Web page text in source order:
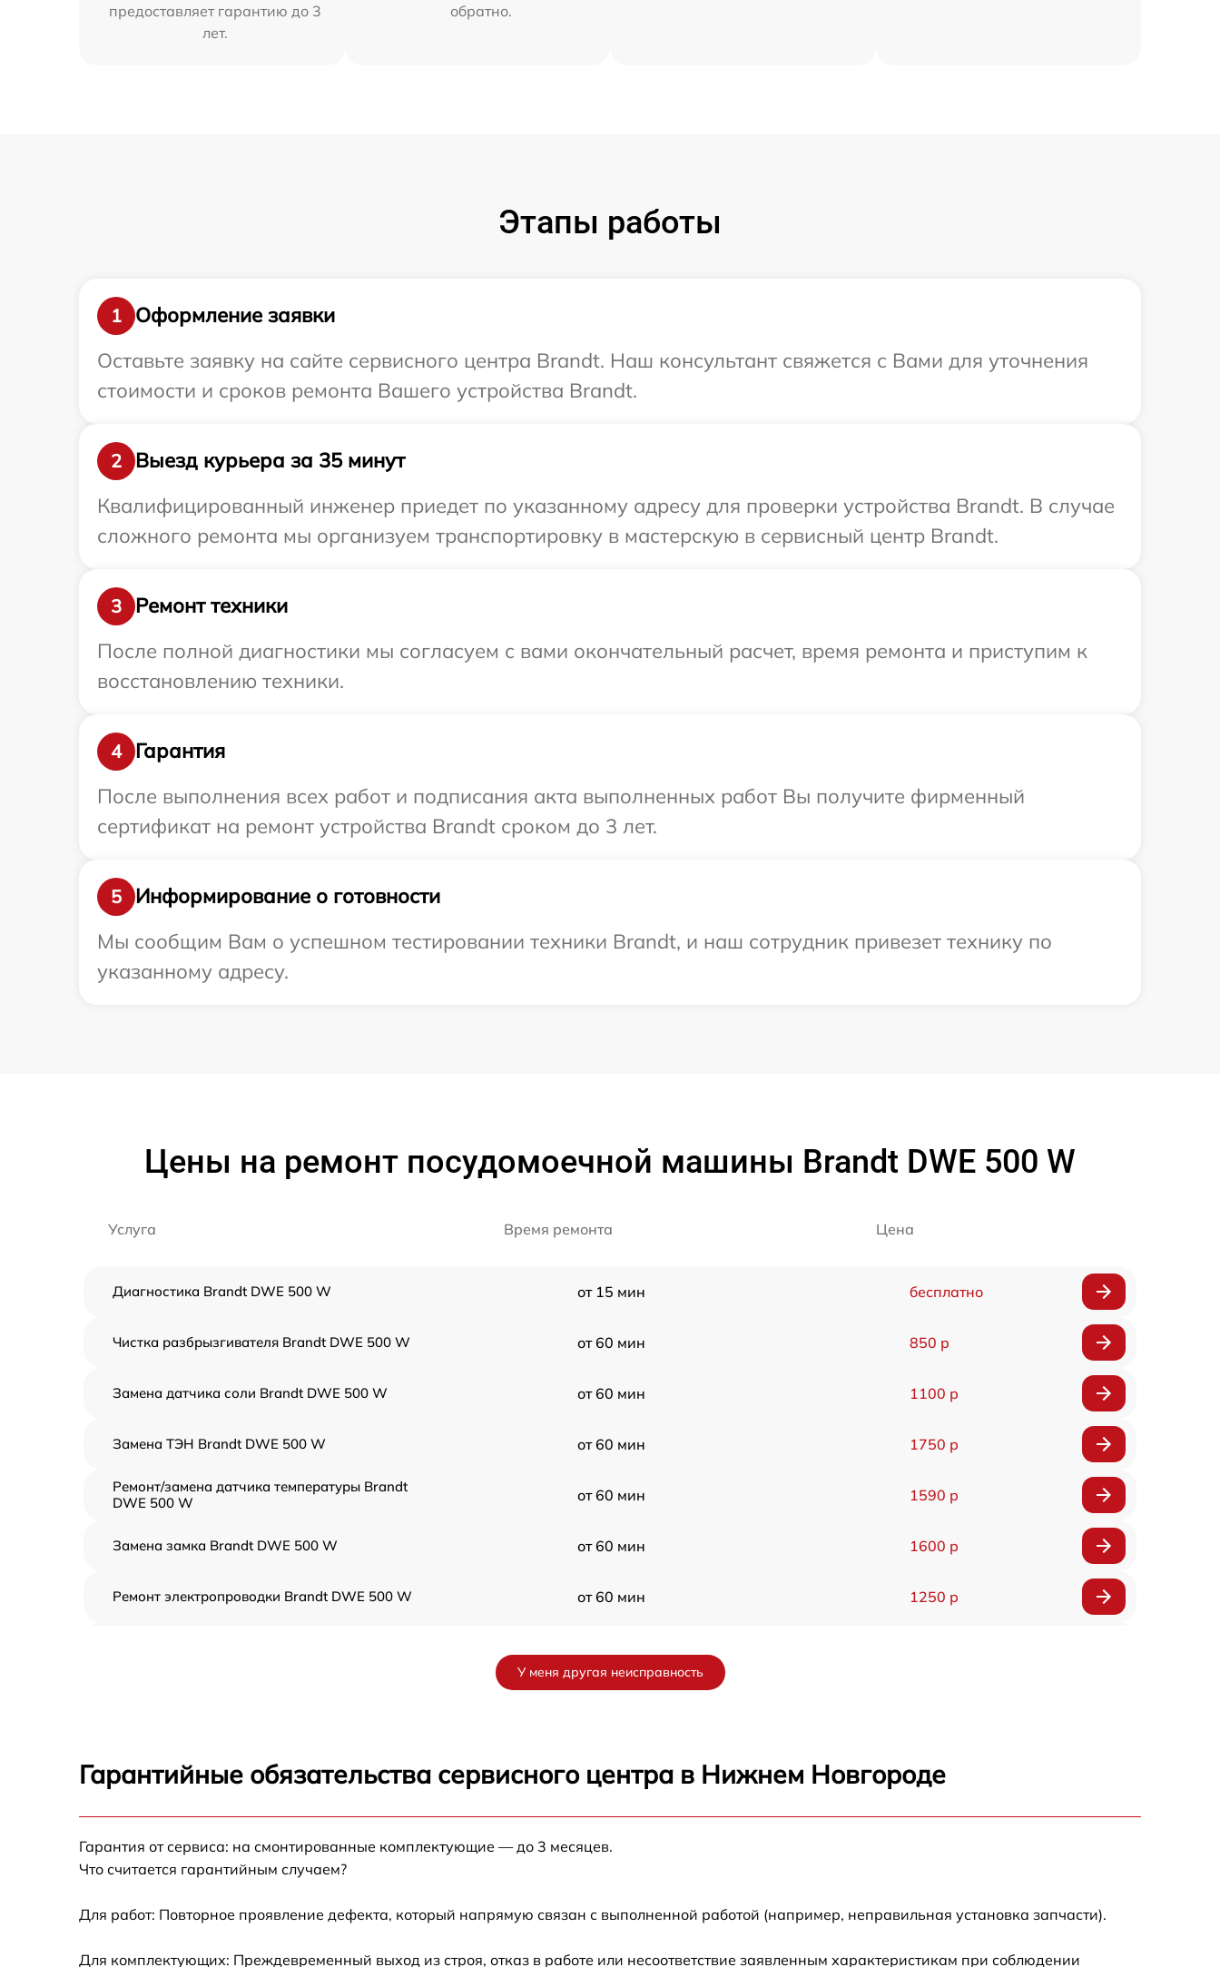
предоставляет гарантию до 3
лет.
обратно.
Этапы работы
1
Оформление заявки
Оставьте заявку на сайте сервисного центра Brandt. Наш консультант свяжется с Вами для уточнения
стоимости и сроков ремонта Вашего устройства Brandt.
2
Выезд курьера за 35 минут
Квалифицированный инженер приедет по указанному адресу для проверки устройства Brandt. В случае
сложного ремонта мы организуем транспортировку в мастерскую в сервисный центр Brandt.
3
Ремонт техники
После полной диагностики мы согласуем с вами окончательный расчет, время ремонта и приступим к
восстановлению техники.
4
Гарантия
После выполнения всех работ и подписания акта выполненных работ Вы получите фирменный
сертификат на ремонт устройства Brandt сроком до 3 лет.
5
Информирование о готовности
Мы сообщим Вам о успешном тестировании техники Brandt, и наш сотрудник привезет технику по
указанному адресу.
Цены на ремонт посудомоечной машины Brandt DWE 500 W
Услуга Время ремонта Цена
Диагностика Brandt DWE 500 W от 15 мин бесплатно
Чистка разбрызгивателя Brandt DWE 500 W от 60 мин 850 р
Замена датчика соли Brandt DWE 500 W от 60 мин 1100 р
Замена ТЭН Brandt DWE 500 W от 60 мин 1750 р
Ремонт/замена датчика температуры Brandt
DWE 500 W
от 60 мин 1590 р
Замена замка Brandt DWE 500 W от 60 мин 1600 р
Ремонт электропроводки Brandt DWE 500 W от 60 мин 1250 р
Замена панели управления Brandt DWE 500
от 60 мин
Замена разбрызгивателя Brandt DWE 500 W
У меня другая неисправность
Гарантийные обязательства сервисного центра в Нижнем Новгороде
Гарантия от сервиса: на смонтированные комплектующие — до 3 месяцев.
Что считается гарантийным случаем?
Для работ: Повторное проявление дефекта, который напрямую связан с выполненной работой (например, неправильная установка запчасти).
Для комплектующих: Преждевременный выход из строя, отказ в работе или несоответствие заявленным характеристикам при соблюдении